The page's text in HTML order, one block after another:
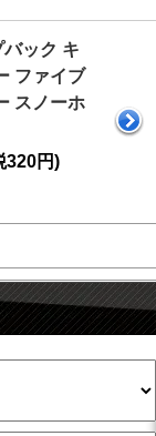
ック キ
ファイブ
スノーホ
320円)